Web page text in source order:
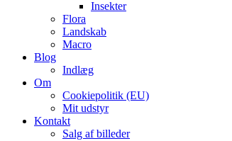
Insekter
Flora
Landskab
Macro
Blog
Indlæg
Om
Cookiepolitik (EU)
Mit udstyr
Kontakt
Salg af billeder